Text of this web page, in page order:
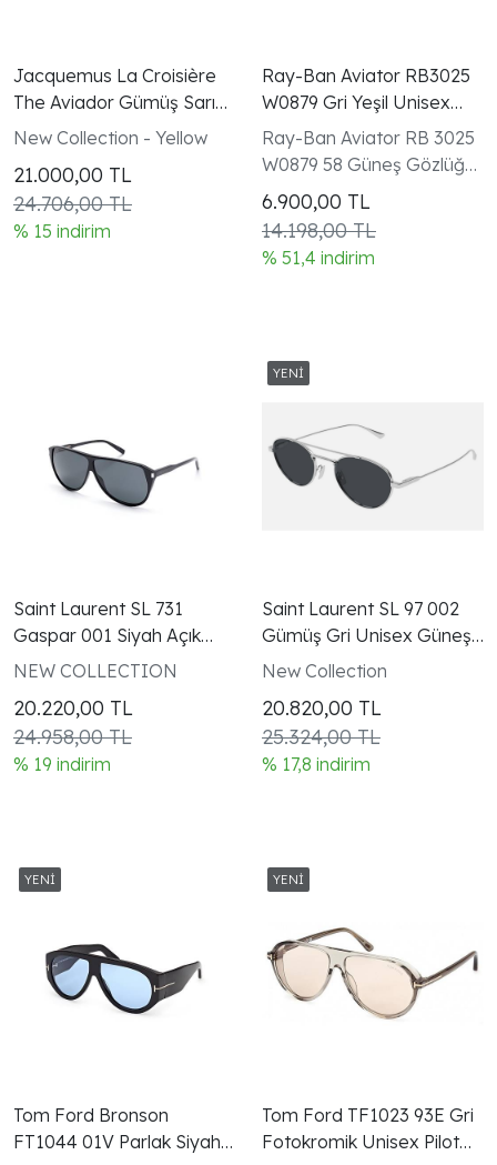
Jacquemus La Croisière
The Aviador Gümüş Sarı
Unisex Güneş Gözlüğü
New Collection - Yellow
21.000,00 TL
24.706,00 TL
% 15 indirim
Ray-Ban Aviator RB3025
W0879 Gri Yeşil Unisex
Güneş Gözlüğü
Ray-Ban Aviator RB 3025
W0879 58 Güneş Gözlüğü |
Çırağan Beşiktaş
6.900,00 TL
14.198,00 TL
% 51,4 indirim
Saint Laurent SL 731
Gaspar 001 Siyah Açık
Mavi Unisex Güneş
NEW COLLECTION
20.220,00 TL
24.958,00 TL
% 19 indirim
Saint Laurent SL 97 002
Gümüş Gri Unisex Güneş
Gözlüğü
New Collection
20.820,00 TL
25.324,00 TL
% 17,8 indirim
Tom Ford Bronson
FT1044 01V Parlak Siyah
Tom Ford TF1023 93E Gri
Fotokromik Unisex Pilot